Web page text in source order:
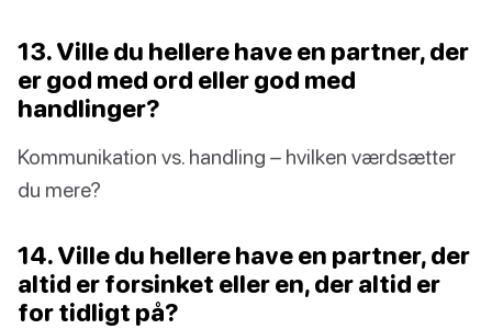
13. Ville du hellere have en partner, der
er god med ord eller god med
handlinger?
Kommunikation vs. handling – hvilken værdsætter
du mere?
14. Ville du hellere have en partner, der
altid er forsinket eller en, der altid er
for tidligt på?